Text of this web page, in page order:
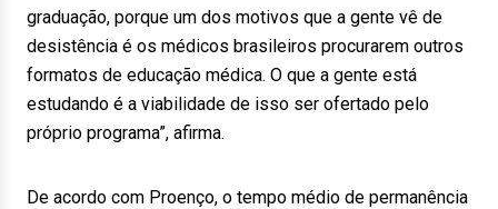
graduação, porque um dos motivos que a gente vê de
desistência é os médicos brasileiros procurarem outros
formatos de educação médica. O que a gente está
estudando é a viabilidade de isso ser ofertado pelo
próprio programa”, afirma.
De acordo com Proenço, o tempo médio de permanência